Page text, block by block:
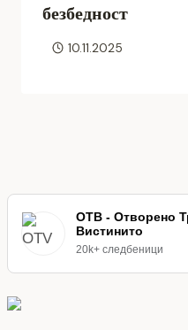
безбедност
10.11.2025
ОТВ - Отворено
Вистинито
20k+ следбеници